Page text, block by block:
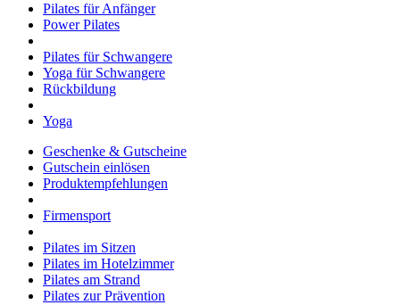
Pilates für Anfänger
Power Pilates
Pilates für Schwangere
Yoga für Schwangere
Rückbildung
Yoga
Geschenke & Gutscheine
Gutschein einlösen
Produktempfehlungen
Firmensport
Pilates im Sitzen
Pilates im Hotelzimmer
Pilates am Strand
Pilates zur Prävention